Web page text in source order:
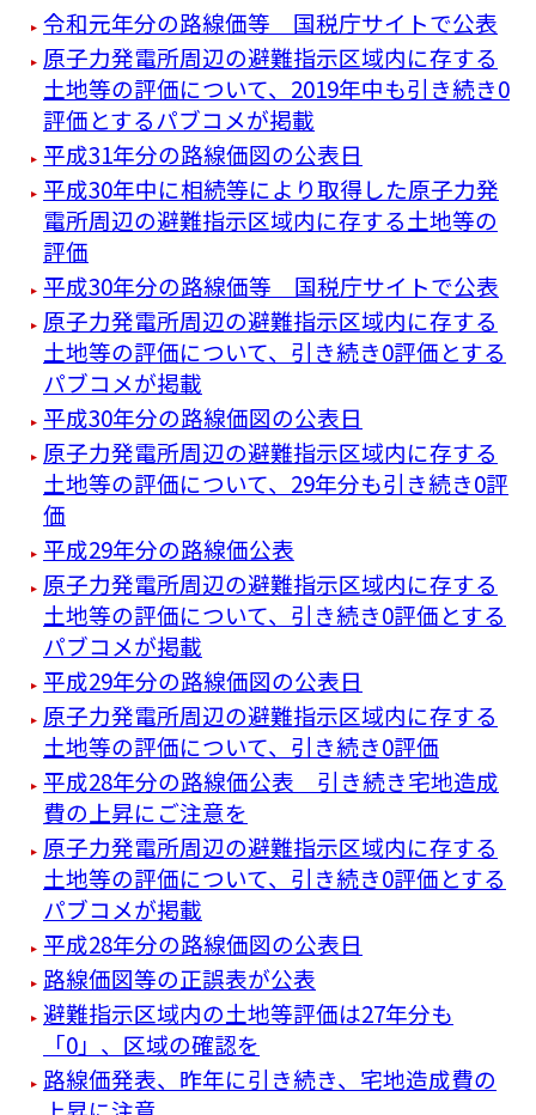
令和元年分の路線価等 国税庁サイトで公表
原子力発電所周辺の避難指示区域内に存する
土地等の評価について、2019年中も引き続き0
評価とするパブコメが掲載
平成31年分の路線価図の公表日
平成30年中に相続等により取得した原子力発
電所周辺の避難指示区域内に存する土地等の
評価
平成30年分の路線価等 国税庁サイトで公表
原子力発電所周辺の避難指示区域内に存する
土地等の評価について、引き続き0評価とする
パブコメが掲載
平成30年分の路線価図の公表日
原子力発電所周辺の避難指示区域内に存する
土地等の評価について、29年分も引き続き0評
価
平成29年分の路線価公表
原子力発電所周辺の避難指示区域内に存する
土地等の評価について、引き続き0評価とする
パブコメが掲載
平成29年分の路線価図の公表日
原子力発電所周辺の避難指示区域内に存する
土地等の評価について、引き続き0評価
平成28年分の路線価公表 引き続き宅地造成
費の上昇にご注意を
原子力発電所周辺の避難指示区域内に存する
土地等の評価について、引き続き0評価とする
パブコメが掲載
平成28年分の路線価図の公表日
路線価図等の正誤表が公表
避難指示区域内の土地等評価は27年分も
「0」、区域の確認を
路線価発表、昨年に引き続き、宅地造成費の